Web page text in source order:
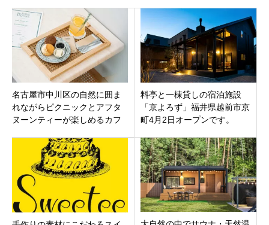
名古屋市中川区の自然に囲ま
れながらピクニックとアフタ
ヌーンティーが楽しめるカフ
店」9月1日オープン
料亭と一棟貸しの宿泊施設
「京よろず」福井県越前市京
町4月2日オープンです。